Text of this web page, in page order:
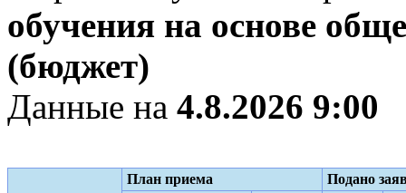
обучения на основе
(бюджет)
Данные на 4.8.2026 9:00
План приема
Подано